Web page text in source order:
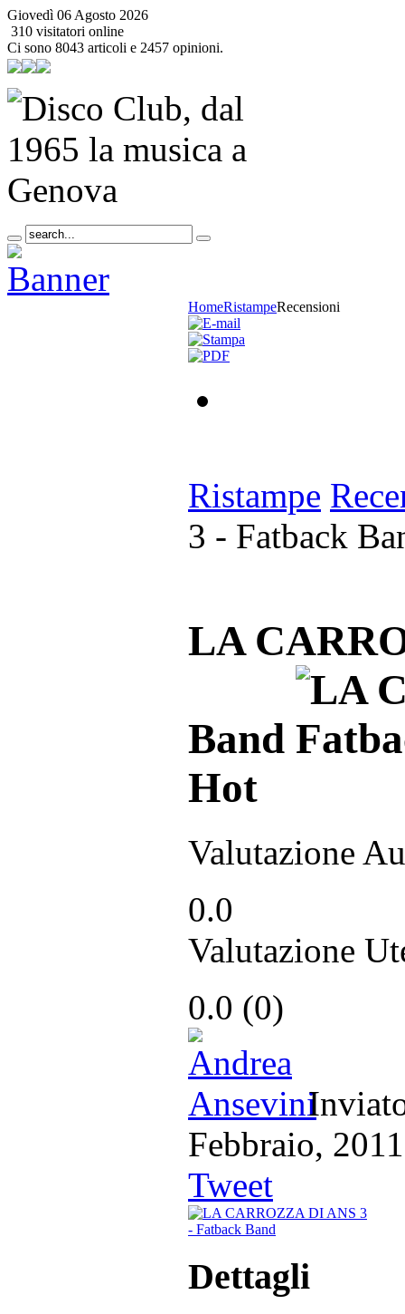
Giovedì 06 Agosto 2026
310 visitatori online
Ci sono 8043 articoli e 2457 opinioni.
HomeRistampeRecensioni
Ristampe
3 - Fatback
LA
Band
Hot
Valutazione
0.0
Valutazione
0.0 (0)
Febbraio,
Tweet
Dettagli